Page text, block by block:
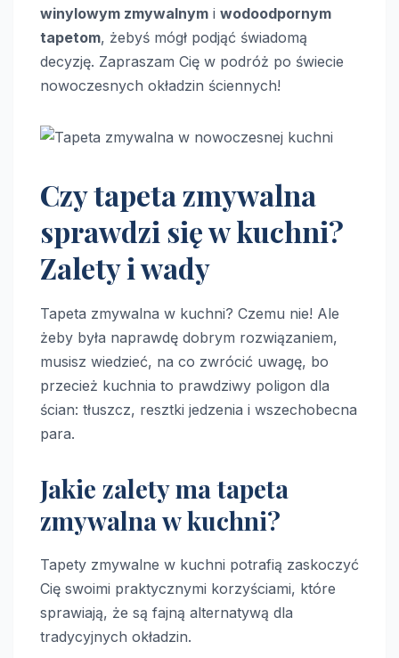
winylowym zmywalnym i wodoodpornym
tapetom, żebyś mógł podjąć świadomą
decyzję. Zapraszam Cię w podróż po świecie
nowoczesnych okładzin ściennych!
Czy tapeta zmywalna
sprawdzi się w kuchni?
Zalety i wady
Tapeta zmywalna w kuchni? Czemu nie! Ale
żeby była naprawdę dobrym rozwiązaniem,
musisz wiedzieć, na co zwrócić uwagę, bo
przecież kuchnia to prawdziwy poligon dla
ścian: tłuszcz, resztki jedzenia i wszechobecna
para.
Jakie zalety ma tapeta
zmywalna w kuchni?
Tapety zmywalne w kuchni potrafią zaskoczyć
Cię swoimi praktycznymi korzyściami, które
sprawiają, że są fajną alternatywą dla
tradycyjnych okładzin.